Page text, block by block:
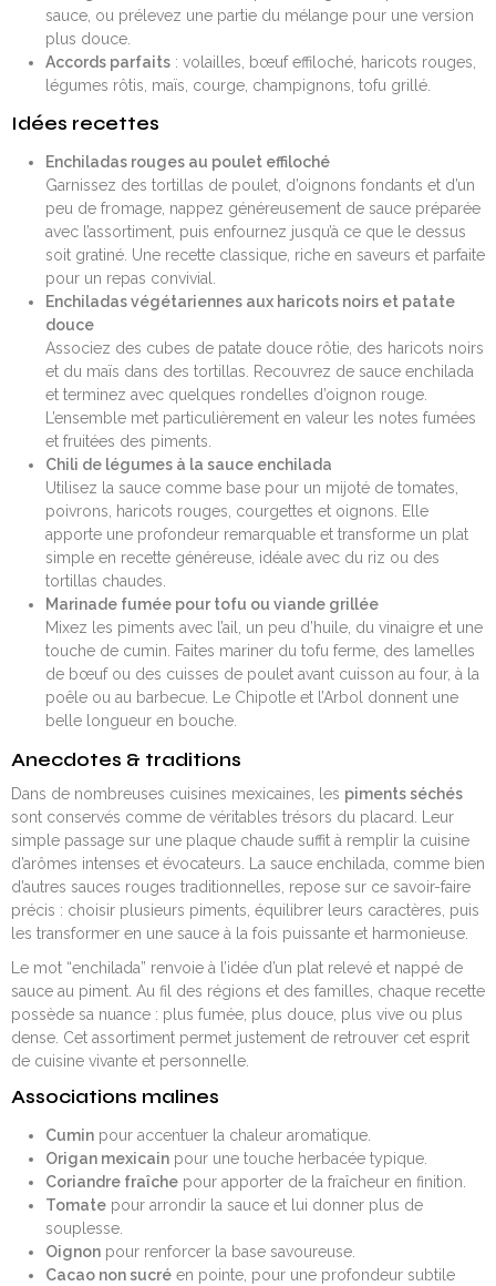
sauce, ou prélevez une partie du mélange pour une version
plus douce.
Accords parfaits: volailles, bœuf effiloché, haricots rouges,
légumes rôtis, maïs, courge, champignons, tofu grillé.
Idées recettes
Enchiladas rouges au poulet effiloché
Garnissez des tortillas de poulet, d’oignons fondants et d’un
peu de fromage, nappez généreusement de sauce préparée
avec l’assortiment, puis enfournez jusqu’à ce que le dessus
soit gratiné. Une recette classique, riche en saveurs et parfaite
pour un repas convivial.
Enchiladas végétariennes aux haricots noirs et patate
douce
Associez des cubes de patate douce rôtie, des haricots noirs
et du maïs dans des tortillas. Recouvrez de sauce enchilada
et terminez avec quelques rondelles d’oignon rouge.
L’ensemble met particulièrement en valeur les notes fumées
et fruitées des piments.
Chili de légumes à la sauce enchilada
Utilisez la sauce comme base pour un mijoté de tomates,
poivrons, haricots rouges, courgettes et oignons. Elle
apporte une profondeur remarquable et transforme un plat
simple en recette généreuse, idéale avec du riz ou des
tortillas chaudes.
Marinade fumée pour tofu ou viande grillée
Mixez les piments avec l’ail, un peu d’huile, du vinaigre et une
touche de cumin. Faites mariner du tofu ferme, des lamelles
de bœuf ou des cuisses de poulet avant cuisson au four, à la
poêle ou au barbecue. Le Chipotle et l’Arbol donnent une
belle longueur en bouche.
Anecdotes & traditions
Dans de nombreuses cuisines mexicaines, les piments séchés
sont conservés comme de véritables trésors du placard. Leur
simple passage sur une plaque chaude suffit à remplir la cuisine
d’arômes intenses et évocateurs. La sauce enchilada, comme bien
d’autres sauces rouges traditionnelles, repose sur ce savoir-faire
précis : choisir plusieurs piments, équilibrer leurs caractères, puis
les transformer en une sauce à la fois puissante et harmonieuse.
Le mot “enchilada” renvoie à l’idée d’un plat relevé et nappé de
sauce au piment. Au fil des régions et des familles, chaque recette
possède sa nuance : plus fumée, plus douce, plus vive ou plus
dense. Cet assortiment permet justement de retrouver cet esprit
de cuisine vivante et personnelle.
Associations malines
Cuminpour accentuer la chaleur aromatique.
Origan mexicainpour une touche herbacée typique.
Coriandre fraîchepour apporter de la fraîcheur en finition.
Tomatepour arrondir la sauce et lui donner plus de
souplesse.
Oignonpour renforcer la base savoureuse.
Cacao non sucréen pointe, pour une profondeur subtile